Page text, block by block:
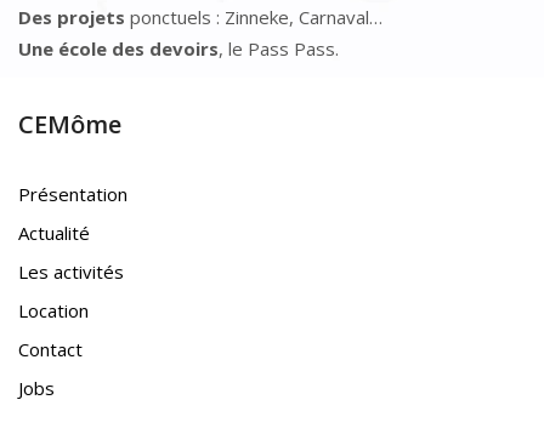
Des projets ponctuels : Zinneke, Carnaval…
Une école des devoirs, le Pass Pass.
CEMôme
Présentation
Actualité
Les activités
Location
Contact
Jobs